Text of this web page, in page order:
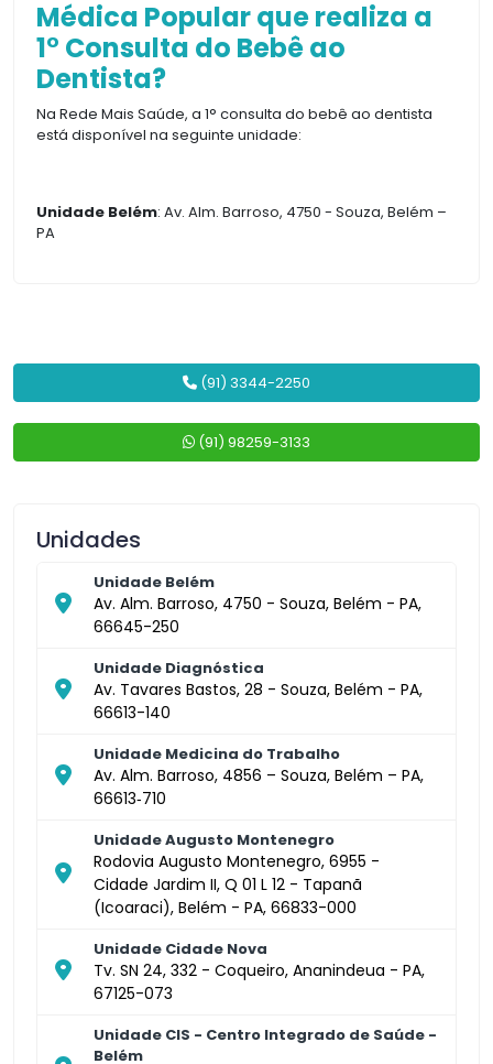
Médica Popular que realiza a
1° Consulta do Bebê ao
Dentista?
Na Rede Mais Saúde, a 1° consulta do bebê ao dentista
está disponível na seguinte unidade:
Unidade Belém: Av. Alm. Barroso, 4750 - Souza, Belém –
PA
(91) 3344-2250
(91) 98259-3133
Unidades
Unidade Belém
Av. Alm. Barroso, 4750 - Souza, Belém - PA,
66645-250
Unidade Diagnóstica
Av. Tavares Bastos, 28 - Souza, Belém - PA,
66613-140
Unidade Medicina do Trabalho
Av. Alm. Barroso, 4856 – Souza, Belém – PA,
66613‑710
Unidade Augusto Montenegro
Rodovia Augusto Montenegro, 6955 -
Cidade Jardim II, Q 01 L 12 - Tapanã
(Icoaraci), Belém - PA, 66833-000
Unidade Cidade Nova
Tv. SN 24, 332 - Coqueiro, Ananindeua - PA,
67125-073
Unidade CIS - Centro Integrado de Saúde -
Belém